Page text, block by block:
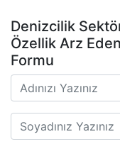
Denizcilik
Özellik Arz
Formu